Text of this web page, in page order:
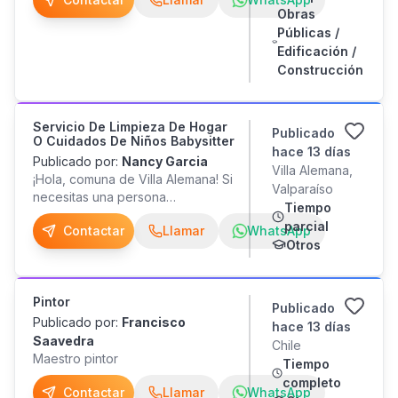
responzabilidad, rapidez, trabajos
Obras
Públicas /
Edificación /
Construcción
Servicio De Limpieza De Hogar
O Cuidados De Niños Babysitter
Publicado por: Nancy Garcia
¡Hola, comuna de Villa Alemana! Si
necesitas una persona
responsable, amable y de
confianza, estoy disponible para
ayudarte con cualquiera de estos
niños por horas o por día.
Acompañamiento mientras
trabajas, estudias, tienes
reuniones o compromisos
personales. Juegos, actividades
recreativas, apoyo en tareas
Contactar Llamar WhatsApp
Publicado
hace 13 días
Villa Alemana,
Valparaíso
Tiempo
parcial
Otros
Pintor
Publicado por: Francisco
Saavedra
Maestro pintor
Contactar Llamar WhatsApp
Publicado
hace 13 días
Chile
Tiempo
completo